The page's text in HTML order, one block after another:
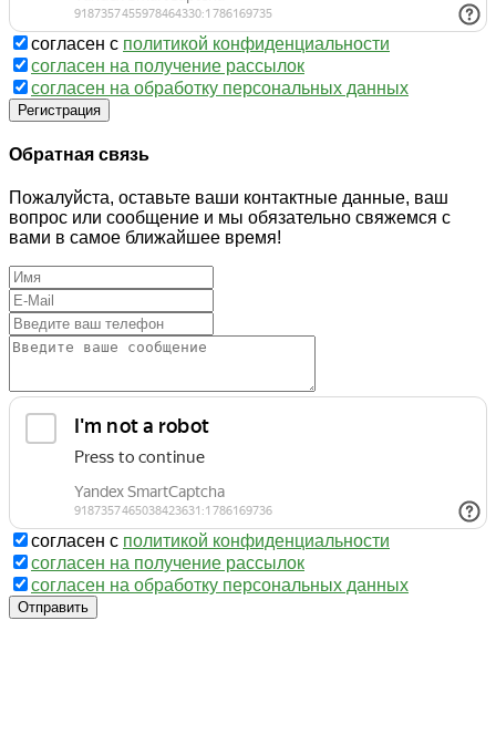
согласен с политикой конфиденциальности
согласен на получение рассылок
согласен на обработку персональных данных
Регистрация
Обратная связь
Пожалуйста, оставьте ваши контактные данные, ваш
вопрос или сообщение и мы обязательно свяжемся с
вами в самое ближайшее время!
согласен с политикой конфиденциальности
согласен на получение рассылок
согласен на обработку персональных данных
Отправить